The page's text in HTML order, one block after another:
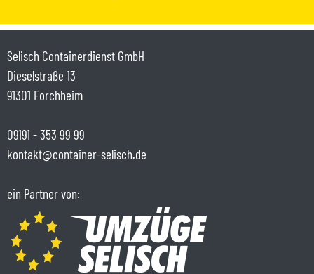
Selisch Containerdienst GmbH
Dieselstraße 13
91301 Forchheim
09191 - 353 99 99
kontakt@container-selisch.de
ein Partner von: